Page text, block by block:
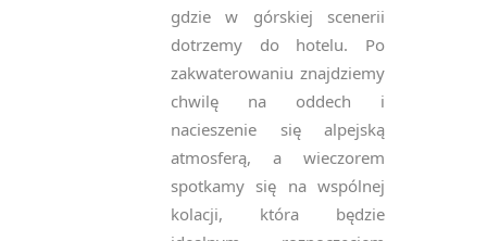
gdzie w górskiej scenerii
dotrzemy do hotelu. Po
zakwaterowaniu znajdziemy
chwilę na oddech i
nacieszenie się alpejską
atmosferą, a wieczorem
spotkamy się na wspólnej
kolacji, która będzie